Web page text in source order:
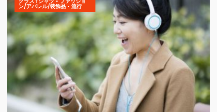
ン/アパレル/装飾品 • 流行